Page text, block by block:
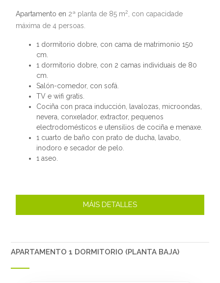
Apartamento en 2ª planta de 85 m2
, con capacidade
máxima de 4 persoas.
1 dormitorio dobre, con cama de matrimonio 150
cm.
1 dormitorio dobre, con 2 camas individuais de 80
cm.
Salón-comedor, con sofá.
TV e wifi gratis.
Cociña con praca inducción, lavalozas, microondas,
nevera, conxelador, extractor, pequenos
electrodomésticos e utensilios de cociña e menaxe.
1 cuarto de baño con prato de ducha, lavabo,
inodoro e secador de pelo.
1 aseo.
MÁIS DETALLES
APARTAMENTO 1 DORMITORIO (PLANTA BAJA)